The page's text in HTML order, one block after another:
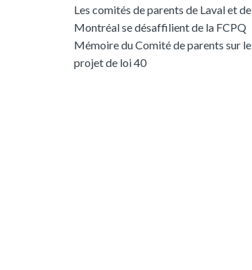
Les comités de parents de Laval et de
Montréal se désaffilient de la FCPQ
Mémoire du Comité de parents sur le
projet de loi 40